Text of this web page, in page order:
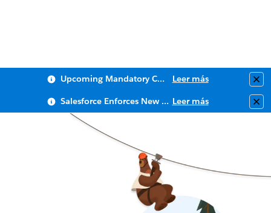
Upcoming Mandatory Changes to Public Key Infrastructure (PKI) Leer más
Salesforce Enforces New Security Requirements in Summer 2026 Leer más